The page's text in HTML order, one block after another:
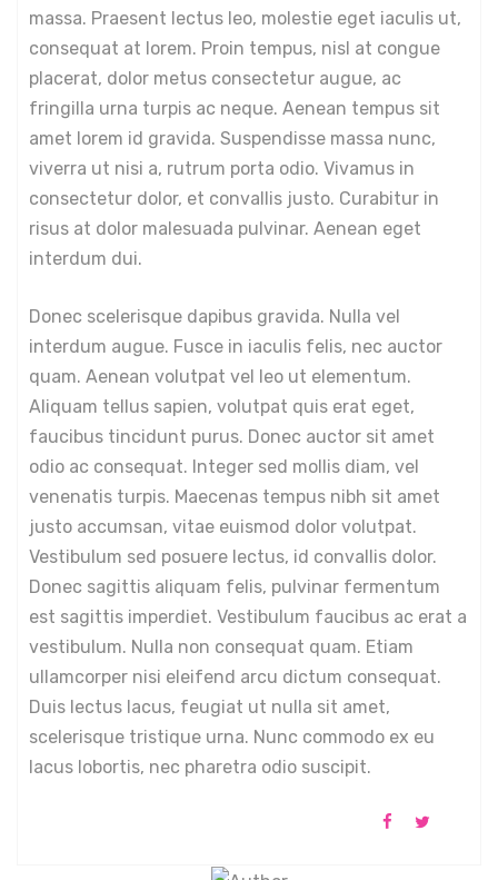
massa. Praesent lectus leo, molestie eget iaculis ut,
consequat at lorem. Proin tempus, nisl at congue
placerat, dolor metus consectetur augue, ac
fringilla urna turpis ac neque. Aenean tempus sit
amet lorem id gravida. Suspendisse massa nunc,
viverra ut nisi a, rutrum porta odio. Vivamus in
consectetur dolor, et convallis justo. Curabitur in
risus at dolor malesuada pulvinar. Aenean eget
interdum dui.
Donec scelerisque dapibus gravida. Nulla vel
interdum augue. Fusce in iaculis felis, nec auctor
quam. Aenean volutpat vel leo ut elementum.
Aliquam tellus sapien, volutpat quis erat eget,
faucibus tincidunt purus. Donec auctor sit amet
odio ac consequat. Integer sed mollis diam, vel
venenatis turpis. Maecenas tempus nibh sit amet
justo accumsan, vitae euismod dolor volutpat.
Vestibulum sed posuere lectus, id convallis dolor.
Donec sagittis aliquam felis, pulvinar fermentum
est sagittis imperdiet. Vestibulum faucibus ac erat a
vestibulum. Nulla non consequat quam. Etiam
ullamcorper nisi eleifend arcu dictum consequat.
Duis lectus lacus, feugiat ut nulla sit amet,
scelerisque tristique urna. Nunc commodo ex eu
lacus lobortis, nec pharetra odio suscipit.